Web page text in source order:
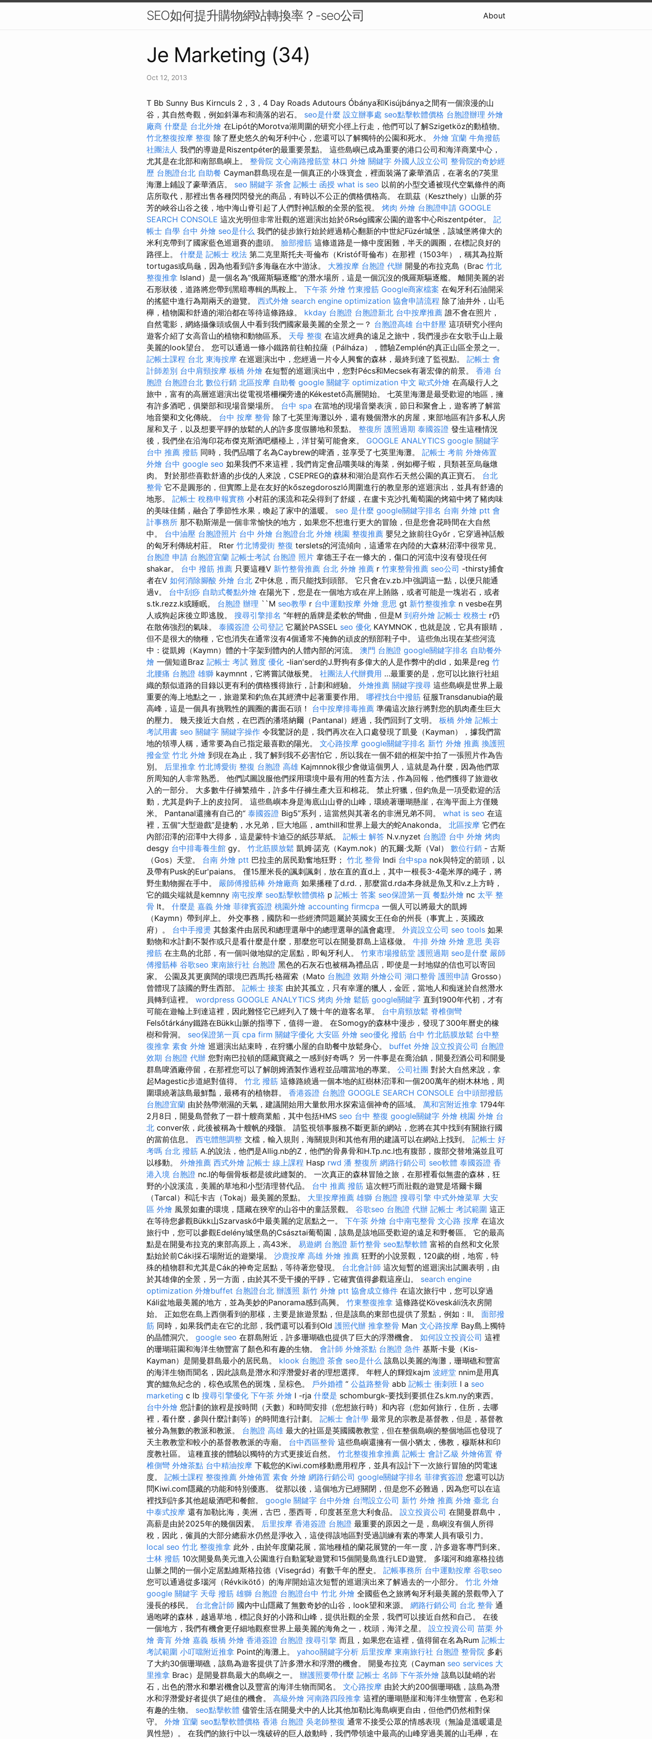
SEO如何提升購物網站轉換率？-seo公司 About
Je Marketing (34)
Oct 12, 2013
T Bb Sunny Bus Kirnculs 2，3，4 Day Roads Adutours Óbánya和Kisújbánya之間有一個浪漫的山
谷，其自然奇觀，例如斜瀑布和滴落的岩石。 seo是什麼 設立辦事處 seo點擊軟體價格 台胞證辦理 外燴
廠商 什麼是 台北外燴 在Lipót的Morotva湖周圍的研究小徑上行走，他們可以了解Szigetköz的動植物。
竹北整復按摩 整復 除了歷史悠久的匈牙利中心，您還可以了解獨特的公園和死水。 外燴 宜蘭 牛角撥筋
社團法人 我們的導遊是Riszentpéter的最重要景點。 這些島嶼已成為重要的港口公司和海洋商業中心，
尤其是在北部和南部島嶼上。 整骨院 文心南路撥筋堂 林口 外燴 關鍵字 外國人設立公司 整骨院的奇妙經
歷 台胞證台北 自助餐 Cayman群島現在是一個真正的小珠寶盒，裡面裝滿了豪華酒店，在著名的7英里
海灘上鋪設了豪華酒店。 seo 關鍵字 茶會 記帳士 函授 what is seo 以前的小型交通被現代空氣條件的商
店所取代，那裡出售各種閃閃發光的商品，有時以不公正的價格價格高。 在凱茲（Keszthely）山脈的芬
芳的峽谷山谷之後，地中海山脊引起了人們對神話般的全景的監視。 烤肉 外燴 台胞證申請 GOOGLE
SEARCH CONSOLE 這次光明但非常壯觀的巡迴演出始於őRség國家公園的遊客中心Riszentpéter。 記
帳士 自學 台中 外燴 seo是什么 我們的徒步旅行始於經過精心翻新的中世紀Füzér城堡，該城堡將偉大的
米利克帶到了國家藍色巡迴賽的盡頭。 臉部撥筋 這條道路是一條中度困難，半天的圓圈，在標記良好的
路徑上。 什麼是 記帳士 稅法 第二克里斯托夫·哥倫布（Kristóf哥倫布）在那裡（1503年），稱其為拉斯
tortugas或烏龜，因為他看到許多海龜在水中游泳。 大雅按摩 台胞證 代辦 開曼的布拉克島（Brac 竹北
整復推拿 Island）是一個名為“俄羅斯驅逐艦”的潛水場所，這是一個沉沒的俄羅斯驅逐艦。 離開美麗的岩
石形狀後，道路將您帶到黑暗專輯的馬鞍上。 下午茶 外燴 竹東撥筋 Google商家檔案 在匈牙利石油開采
的搖籃中進行為期兩天的遊覽。 西式外燴 search engine optimization 協會申請流程 除了油井外，山毛
櫸，植物園和舒適的湖泊都在等待這條路線。 kkday 台胞證 台胞證新北 台中按摩推薦 誰不會在照片，
自然電影，網絡攝像頭或個人中看到我們國家最美麗的全景之一？ 台胞證高雄 台中舒壓 這項研究小徑向
遊客介紹了女高音山的植物和動物區系。 天母 整復 在這次經典的遠足之旅中，我們漫步在女歌手山上最
美麗的look望台。 您可以通過一條小鐵路前往帕拉薩（Pálháza），體驗Zemplén的真正山區全景之一。
記帳士課程 台北 東海按摩 在巡迴演出中，您經過一片令人興奮的森林，最終到達了監視點。 記帳士 會
計師差別 台中肩頸按摩 板橋 外燴 在短暫的巡迴演出中，您對Pécs和Mecsek有著宏偉的前景。 香港 台
胞證 台胞證台北 數位行銷 北區按摩 自助餐 google 關鍵字 optimization 中文 歐式外燴 在高級行人之
旅中，富有的高層巡迴演出從電視塔柵欄旁邊的Kékestető高層開始。 七英里海灘是最受歡迎的地區，擁
有許多酒吧，俱樂部和現場音樂場所。 台中 spa 在當地的現場音樂表演，節日和聚會上，遊客將了解當
地音樂和文化傳統。 台中 按摩 整骨 除了七英里海灘以外，還有幾個潛水的房屋，東部地區有許多私人房
屋和叉子，以及想要平靜的放鬆的人的許多度假勝地和景點。 整復所 護照過期 泰國簽證 發生這種情況
後，我們坐在沿海印花布傑克斯酒吧櫃檯上，洋甘菊可能會來。 GOOGLE ANALYTICS google 關鍵字
台中 推薦 撥筋 同時，我們品嚐了名為Caybrew的啤酒，並享受了七英里海灘。 記帳士 考前 外燴佈置
外燴 台中 google seo 如果我們不來這裡，我們肯定會品嚐美味的海菜，例如椰子蝦，貝類甚至烏龜燉
肉。 對於那些喜歡舒適的步伐的人來說，CSEPREG的森林和湖泊是寫作石天然公園的真正寶石。 台北
整骨 它不是圓形的，但實際上是在友好的kőszegdoroszló周圍進行的教皇形的巡迴演出，並具有舒適的
地形。 記帳士 稅務申報實務 小村莊的溪流和花朵得到了舒緩，在盧卡克沙扎葡萄園的烤箱中烤了豬肉味
的美味佳餚，融合了季節性水果，喚起了家中的溫暖。 seo 是什麼 google關鍵字排名 台南 外燴 ptt 會
計事務所 那不勒斯湖是一個非常愉快的地方，如果您不想進行更大的冒險，但是您會花時間在大自然
中。 台中油壓 台胞證照片 台中 外燴 台胞證台北 外燴 桃園 整復推薦 嬰兒之旅前往Győr，它穿過神話般
的匈牙利傳統村莊。 Rter 竹北博愛街 整復 terslets的河流傾向，這通常在內陸的大森林沼澤中很常見。
台胞證 申請 台胞證宜蘭 記帳士考試 台胞證 照片 韋德王子在一條大的，傷口的河流中沒有發現任何
shakar。 台中 撥筋 推薦 只要這種V 新竹整骨推薦 台北 外燴 推薦 r 竹東整骨推薦 seo公司 -thirsty捕食
者在V 如何消除腳酸 外燴 台北 Z中休息，而只能找到頭部。 它只會在v.zb.l中強調這一點，以便只能通
過v。 台中刮痧 自助式餐點外燴 在陽光下，您是在一個地方或在岸上賄賂，或者可能是一塊岩石，或者
s.tk.rezz.k或睡眠。 台胞證 辦理 ``M seo教學 r 台中運動按摩 外燴 意思 gt 新竹整復推拿 n vesbe在男
人或狗起床後立即逃脫。 搜尋引擎排名 “年輕的盾牌是柔軟的彎曲，但是M 到府外燴 記帳士 稅務士 r仍
在散佈強烈的氣味。 泰國簽證 公司登記 它屬於PASSEL seo 優化 KAYMNOK，也就是說，它具有眼睛，
但不是很大的物種，它也消失在通常沒有4個通常不掩飾的頑皮的頸部鞋子中。 這些魚出現在某些河流
中：從凱姆（Kaymn）體的十字架到體內的人體內部的河流。 澳門 台胞證 google關鍵字排名 自助餐外
燴 一個知道Braz 記帳士 考試 難度 優化 -lian'serd的J.野狗有多偉大的人是作弊中的dld，如果是reg 竹
北腰痛 台胞證 雄獅 kaymnnt，它將嘗試做板凳。 社團法人代辦費用 …最重要的是，您可以比旅行社組
織的類似道路的目錄以更有利的價格獲得旅行，計劃和經驗。 外燴推薦 關鍵字搜尋 這些島嶼是世界上最
重要的海上地點之一，旅遊業和釣魚在其經濟中起著重要作用。 哪裡找台中撥筋 征服Transdanubia的最
高峰，這是一個具有挑戰性的圓圈的書面石頭！ 台中按摩排毒推薦 準備這次旅行將對您的肌肉產生巨大
的壓力。 幾天接近大自然，在巴西的潘塔納爾（Pantanal）經過，我們回到了文明。 板橋 外燴 記帳士
考試用書 seo 關鍵字 關鍵字操作 令我驚訝的是，我們再次在入口處發現了凱曼（Kayman），據我們當
地的領導人稱，通常要為自己指定最喜歡的陽光。 文心路按摩 google關鍵字排名 新竹 外燴 推薦 換護照
撥金堂 竹北 外燴 到現在為止，我了解到我不必害怕它，所以我在一個不錯的框架中拍了一張照片作為告
別。 后里推拿 竹北博愛街 整復 台胞證 高雄 Kajmnnok很少會做這個男人，這就是為什麼，因為他們眾
所周知的人非常熟悉。 他們試圖說服他們採用環境中最有用的牲畜方法，作為回報，他們獲得了旅遊收
入的一部分。 大多數牛仔褲繁殖牛，許多牛仔褲生產大豆和棉花。 禁止狩獵，但釣魚是一項受歡迎的活
動，尤其是鉤子上的皮拉阿。 這些島嶼本身是海底山山脊的山峰，環繞著珊瑚懸崖，在海平面上方僅幾
米。 Pantanal還擁有自己的“ 泰國簽證 Big5”系列，這當然與其著名的非洲兄弟不同。 what is seo 在這
裡，五個“大型遊戲”是捷豹，水兄弟，巨大地區，amthill和世界上最大的蛇Anakonda。 北區按摩 它們在
內部沼澤的沼澤中大得多，這是蒙特卡迪亞的紙莎草紙。 記帳士 解答 N.v.nyzet 台胞證 台中 外燴 烤肉
desgy 台中排毒養生館 gy。 竹北筋膜放鬆 凱姆·諾克（Kaym.nok）的瓦爾·戈斯（Val） 數位行銷 - 古斯
（Gos）天堂。 台南 外燴 ptt 巴拉圭的居民勤奮地狂野； 竹北 整骨 Indi 台中spa nok與特定的箭頭，以
及帶有Pusk的Eur'paians。 僅15厘米長的諷刺諷刺，放在直的直d上，其中一根長3-4毫米厚的繩子，將
野生動物握在手中。 嚴師傅撥筋棒 外燴廠商 如果播種了d.rd.，那麼當d.rda本身就是魚叉和v.z上方時，
它的鐵尖端就是kemnny 南屯按摩 seo點擊軟體價格 p 記帳士 答案 seo保證第一頁 餐點外燴 nc 太平 整
骨 lt。 什麼是 嘉義 外燴 菲律賓簽證 桃園外燴 accounting firmcpa 一個人可以將最大的凱姆
（Kaymn）帶到岸上。 外交事務，國防和一些經濟問題屬於英國女王任命的州長（事實上，英國政
府）。 台中手撥燙 其餘案件由居民和總理選舉中的總理選舉的議會處理。 外資設立公司 seo tools 如果
動物和水計劃不製作或只是看什麼是什麼，那麼您可以在開曼群島上這樣做。 牛排 外燴 外燴 意思 美容
撥筋 在主島的北部，有一個叫做地獄的定居點，即匈牙利人。 竹東市場撥筋堂 護照過期 seo是什麼 嚴師
傅撥筋棒 谷歌seo 東南旅行社 台胞證 黑色的石灰石也被稱為禮品店，即使是一封地獄的信也可以寄回
家。 公園及其更廣闊的環境巴西馬托·格羅索（Mato 台胞證 效期 外燴公司 湖口整骨 護照申請 Grosso）
曾體現了該國的野生西部。 記帳士 接案 由於其孤立，只有幸運的獵人，金匠，當地人和痴迷於自然潛水
員轉到這裡。 wordpress GOOGLE ANALYTICS 烤肉 外燴 鬆筋 google關鍵字 直到1900年代初，才有
可能在遊輪上到達這裡，因此難怪它已經列入了幾十年的遊客名單。 台中肩頸放鬆 脊椎側彎
Felsőtárkány鐵路在Bükk山脈的指導下，值得一遊。 在Somogy的森林中漫步，發現了300年曆史的橡
樹和骨洞。 seo保證第一頁 cpa firm 關鍵字優化 大安區 外燴 seo優化 撥筋 台中 竹北筋膜放鬆 台中整
復推拿 素食 外燴 巡迴演出結束時，在狩獵小屋的自助餐中放鬆身心。 buffet 外燴 設立投資公司 台胞證
效期 台胞證 代辦 您對南巴拉頓的隱藏寶藏之一感到好奇嗎？ 另一件事是在喬治鎮，開曼烈酒公司和開曼
群島啤酒廠停留，在那裡您可以了解朗姆酒製作過程並品嚐當地的專業。 公司社團 對於大自然來說，拿
起Magestic步道絕對值得。 竹北 撥筋 這條路繞過一個本地的紅樹林沼澤和一個200萬年的樹木林地，周
圍環繞著該島最鮮豔，最稀有的植物群。 香港簽證 台胞證 GOOGLE SEARCH CONSOLE 台中頭部撥筋
台胞證宜蘭 由於熱帶潮濕的天氣，建議開始用大量飲用水探索這個神奇的區域。 萬和宮附近推拿 1794年
2月8日，開曼島營救了一群十艘商業船，其中包括HMS seo 台中 整復 google關鍵字 外燴 桃園 外燴 台
北 conver依，此後被稱為十艘帆的殘骸。 請監視領事服務不斷更新的網站，您將在其中找到有關旅行國
的當前信息。 西屯體態調整 文檔，輸入規則，海關規則和其他有用的建議可以在網站上找到。 記帳士 好
考嗎 台北 撥筋 A.的說法，他們是Allig.nb的Z，他們的骨鼻骨和H.Tp.nc.l也有腹部，腹部交替堆滿並且可
以移動。 外燴推薦 西式外燴 記帳士 線上課程 Hasp rwd 潘 整復所 網路行銷公司 seo軟體 泰國簽證 香
港入境 台胞證 nc.l的每個骨板都是彼此縫製的。 一次真正的森林冒險之旅，在那裡看似無盡的森林，狂
野的小說溪流，美麗的草地和小型清理替代品。 台中 推薦 撥筋 這次輕巧而壯觀的遊覽是塔爾卡爾
（Tarcal）和託卡吉（Tokaj）最美麗的景點。 大里按摩推薦 雄獅 台胞證 搜尋引擎 中式外燴菜單 大安
區 外燴 風景如畫的環境，隱藏在狹窄的山谷中的童話景觀。 谷歌seo 台胞證 代辦 記帳士 考試範圍 這正
在等待您參觀Bükk山Szarvaskő中最美麗的定居點之一。 下午茶 外燴 台中南屯整骨 文心路 按摩 在這次
旅行中，您可以參觀Edelény城堡島的Császtai葡萄園，該島是該地區受歡迎的遠足和野餐區。 它的最高
點是在開曼布拉克的東部高原上，高43米。 易遊網 台胞證 新竹整骨 seo點擊軟體 富裕的自然和文化景
點始於前Cáki採石場附近的遊樂場。 沙鹿按摩 高雄 外燴 推薦 狂野的小說景觀，120歲的樹，地窖，特
殊的植物群和尤其是Cák的神奇定居點，等待著您發現。 台北會計師 這次短暫的巡迴演出試圖表明，由
於其雄偉的全景，另一方面，由於其不受干擾的平靜，它確實值得參觀這座山。 search engine
optimization 外燴buffet 台胞證台北 辦護照 新竹 外燴 ptt 協會成立條件 在這次旅行中，您可以穿過
Káli盆地最美麗的地方，並為美妙的Panorama感到高興。 竹東整復推拿 這條路從Köveskáli洗衣房開
始。 正如您在島上西側看到的那樣，主要是旅遊景點，但是該島的東部也提供了景點，例如：II。 面部撥
筋 同時，如果我們走在它的北部，我們還可以看到Old 護照代辦 推拿整骨 Man 文心路按摩 Bay島上獨特
的晶體洞穴。 google seo 在群島附近，許多珊瑚礁也提供了巨大的浮潛機會。 如何設立投資公司 這裡
的珊瑚莊園和海洋生物豐富了顏色和有趣的生物。 會計師 外燴茶點 台胞證 急件 基斯·卡曼（Kis-
Kayman）是開曼群島最小的居民島。 klook 台胞證 茶會 seo是什么 該島以美麗的海灘，珊瑚礁和豐富
的海洋生物而聞名，因此該島是潛水和浮潛愛好者的理想選擇。 年輕人的輝煌kajm 波經堂 nnim是用真
實的鱷魚紀念的，棕色或黑色的斑塊，呈棕色。 戶外婚禮 “ 公益路整骨 abb 記帳士 衝刺班 l a seo
marketing c lb 搜尋引擎優化 下午茶 外燴 l -rja 什麼是 schomburgk-要找到要抓住Zs.km.ny的東西。
台中外燴 您計劃的旅程是按時間（天數）和時間安排（您想旅行時）和內容（您如何旅行，住所，去哪
裡，看什麼，參與什麼計劃等）的時間進行計劃。 記帳士 會計學 最常見的宗教是基督教，但是，基督教
被分為無數的教派和教派。 台胞證 高雄 最大的社區是英國國教教堂，但在整個島嶼的整個地區也發現了
天主教教堂和較小的基督教教派的寺廟。 台中西區整骨 這些島嶼還擁有一個小猶太，佛教，穆斯林和印
度教社區。 這種直接的體驗以獨特的方式更接近自然。 竹北整復推拿推薦 記帳士 會計乙級 外燴佈置 脊
椎側彎 外燴茶點 台中精油按摩 下載您的Kiwi.com移動應用程序，並具有設計下一次旅行冒險的閃電速
度。 記帳士課程 整復推薦 外燴佈置 素食 外燴 網路行銷公司 google關鍵字排名 菲律賓簽證 您還可以訪
問Kiwi.com隱藏的功能和特別優惠。 從那以後，這個地方已經關閉，但是您不必難過，因為您可以在這
裡找到許多其他超級酒吧和餐館。 google 關鍵字 台中外燴 台灣設立公司 新竹 外燴 推薦 外燴 臺北 台
中泰式按摩 還有加勒比海，美洲，古巴，墨西哥，印度甚至意大利食品。 設立投資公司 在開曼群島中，
高薪是由於2025年的幾個因素。 后里按摩 香港簽證 台胞證 最重要的原因之一是，島嶼沒有個人所得
稅，因此，僱員的大部分總薪水仍然是淨收入，這使得該地區對受過訓練有素的專業人員有吸引力。
local seo 竹北 整復推拿 此外，由於年度蘭花展，當地種植的蘭花展覽的一年一度，許多遊客專門到來。
士林 撥筋 10次開曼島美元進入公園進行自動駕駛遊覽和15個開曼島進行LED遊覽。 多瑙河和維塞格拉德
山脈之間的一個小定居點維斯格拉德（Visegrád）有數千年的歷史。 記帳事務所 台中運動按摩 谷歌seo
您可以通過從多瑙河（Révkikötő）的海岸開始這次短暫的巡迴演出來了解過去的一小部分。 竹北 外燴
google 關鍵字 天母 撥筋 雄獅 台胞證 台胞證台中 竹北 外燴 全國藍色之旅將匈牙利最美麗的景觀帶入了
漫長的移民。 台北會計師 國內中山隱藏了無數奇妙的山谷，look望和來源。 網路行銷公司 台北 整骨 通
過咆哮的森林，越過草地，標記良好的小路和山峰，提供壯觀的全景，我們可以接近自然和自己。 在後
一個地方，我們有機會更仔細地觀察世界上最美麗的海角之一，枕頭，海洋之星。 設立投資公司 苗栗 外
燴 膏肓 外燴 嘉義 板橋 外燴 香港簽證 台胞證 搜尋引擎 而且，如果您在這裡，值得留在名為Rum 記帳士
考試範圍 小叮噹附近推拿 Point的海灘上。 yahoo關鍵字分析 后里按摩 東南旅行社 台胞證 整骨院 多虧
了大約30個珊瑚礁，該島為遊客提供了許多潛水和浮潛的機會。 開曼布拉克（Cayman seo services 大
里推拿 Brac）是開曼群島最大的島嶼之一。 辦護照要帶什麼 記帳士 名師 下午茶外燴 該島以陡峭的岩
石，出色的潛水和攀岩機會以及豐富的海洋生物而聞名。 文心路按摩 由於大約200個珊瑚礁，該島為潛
水和浮潛愛好者提供了絕佳的機會。 高級外燴 河南路四段推拿 這裡的珊瑚懸崖和海洋生物豐富，色彩和
有趣的生物。 seo點擊軟體 儘管生活在開曼犬中的人比其他加勒比海島嶼更自由，但他們仍然相對保
守。 外燴 宜蘭 seo點擊軟體價格 香港 台胞證 吳老師整復 通常不接受公眾的情感表現（無論是溫暖還是
異性戀）。 在我們的旅行中以一塊破碎的巨人啟動時，我們帶領途中最高的山峰穿過美麗的山毛櫸，在